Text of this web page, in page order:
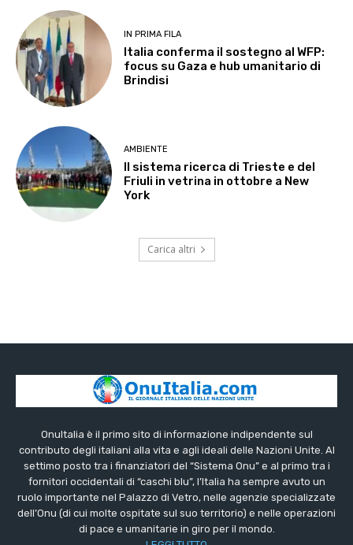
IN PRIMA FILA
Italia conferma il sostegno al WFP:
focus su Gaza e hub umanitario di
Brindisi
AMBIENTE
Il sistema ricerca di Trieste e del
Friuli in vetrina in ottobre a New
York
Carica altri
OnuItalia è il primo sito di informazione indipendente sul
contributo degli italiani alla vita e agli ideali delle Nazioni Unite. Al
settimo posto tra i finanziatori del “Sistema Onu” e al primo tra i
fornitori occidentali di “caschi blu”, l’Italia ha sempre avuto un
ruolo importante nel Palazzo di Vetro, nelle agenzie specializzate
dell’Onu (di cui molte ospitate sul suo territorio) e nelle operazioni
di pace e umanitarie in giro per il mondo.